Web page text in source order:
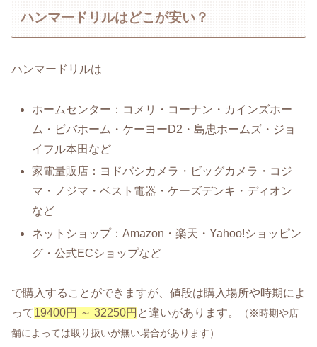
ハンマードリルはどこが安い？
ハンマードリルは
ホームセンター：コメリ・コーナン・カインズホー
ム・ビバホーム・ケーヨーD2・島忠ホームズ・ジョ
イフル本田など
家電量販店：ヨドバシカメラ・ビッグカメラ・コジ
マ・ノジマ・ベスト電器・ケーズデンキ・ディオン
など
ネットショップ：Amazon・楽天・Yahoo!ショッピン
グ・公式ECショップなど
で購入することができますが、値段は購入場所や時期によ
って19400円 ～ 32250円 と違いがあります。
（※時期や店
舗によっては取り扱いが無い場合があります）